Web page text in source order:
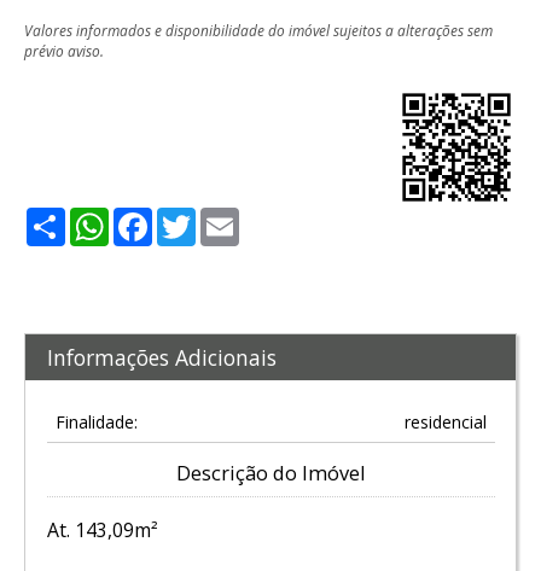
Valores informados e disponibilidade do imóvel sujeitos a alterações sem
prévio aviso.
ShareWhatsApp
Facebook
Twitter
Informações Adicionais
Finalidade: residencial
Descrição do Imóvel
At. 143,09m²